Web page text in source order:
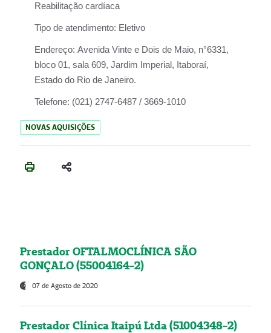
Reabilitação cardíaca
Tipo de atendimento: Eletivo
Endereço: Avenida Vinte e Dois de Maio, n°6331,
bloco 01, sala 609, Jardim Imperial, Itaboraí,
Estado do Rio de Janeiro.
Telefone: (021) 2747-6487 / 3669-1010
NOVAS AQUISIÇÕES
Prestador OFTALMOCLÍNICA SÃO
GONÇALO (55004164-2)
07 de Agosto de 2020
Prestador Clínica Itaipú Ltda (51004348-2)